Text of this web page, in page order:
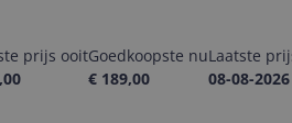
prijs ooitGoedkoopste nu
€ 189,00
Laatste
08-08-2026